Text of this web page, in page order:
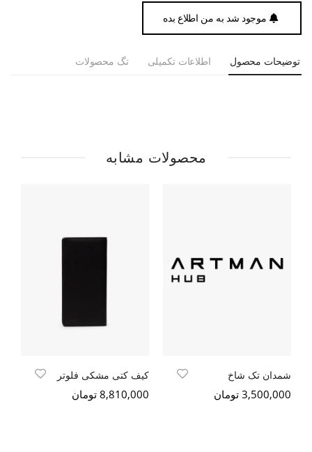
موجود شد به من اطلاع بده
توضیحات محصول اطلاعات تکمیلی تگ محصولات
محصولات مشابه
شمدان تک شاخ
3,500,000 تومان
کیف کتی مشکی فلوتر
8,810,000 تومان